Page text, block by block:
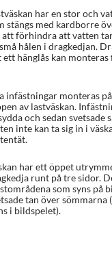
har en stor och
stängs med kardborre
förhindra att vatten
hålen i dragkedjan.
ett hänglås kan monteras
infästningar monteras
av lastväskan.
och sedan svetsade
inte kan ta sig in i
har ett öppet
runt på tre sidor.
som syns på
tan över sömmarna
i bildspelet).